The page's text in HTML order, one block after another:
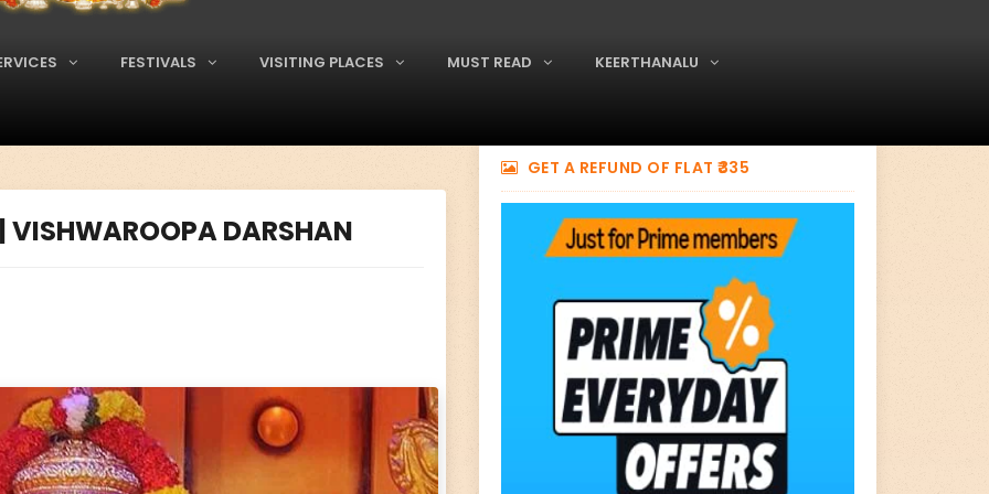
FESTIVALS VISITING PLACES MUST READ KEERTHANALU
VISHWAROOPA DARSHAN
GET A REFUND OF FLAT ₹335